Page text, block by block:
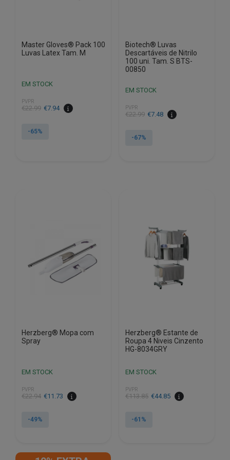
Master Gloves® Pack 100
Luvas Latex Tam. M
EM STOCK
PVPR
€22.99
O
original
€7.94
O
atual
-65%
Biotech® Luvas
Descartáveis de Nitrilo
100 uni. Tam. S BTS-
00850
EM STOCK
PVPR
€22.99
O
original
€7.48
O
atual
-67%
Herzberg® Mopa com
Spray
EM STOCK
PVPR
€22.94
O
original
€11.73
O
atual
-49%
Herzberg® Estante de
Roupa 4 Niveis Cinzento
HG-8034GRY
EM STOCK
PVPR
€113.85
O
original
€44.85
O
atual
-61%